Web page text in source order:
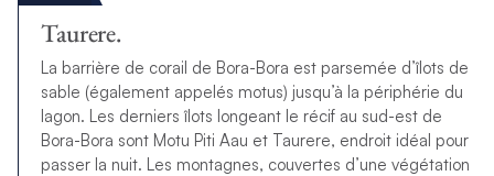
Taurere.
La barrière de corail de Bora-Bora est parsemée d’îlots de
sable (également appelés motus) jusqu’à la périphérie du
lagon. Les derniers îlots longeant le récif au sud-est de
Bora-Bora sont Motu Piti Aau et Taurere, endroit idéal pour
passer la nuit. Les montagnes, couvertes d’une végétation